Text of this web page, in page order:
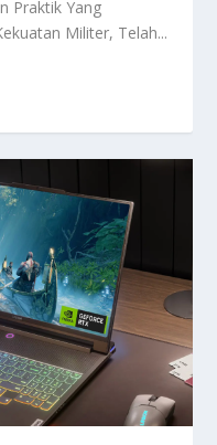
Praktik Yang
Militer, Telah...